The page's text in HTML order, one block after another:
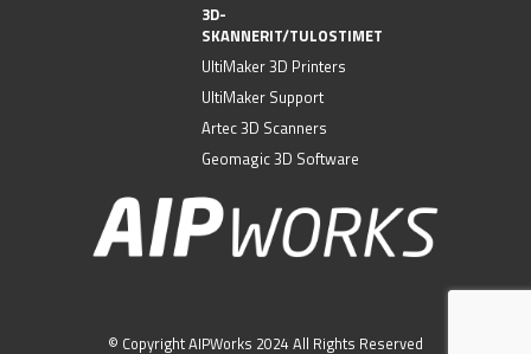
3D-
SKANNERIT/TULOSTIMET
UltiMaker 3D Printers
UltiMaker Support
Artec 3D Scanners
Geomagic 3D Software
© Copyright AIPWorks 2024 All Rights Reserved